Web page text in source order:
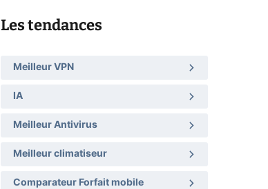
Les tendances
Meilleur VPN
IA
Meilleur Antivirus
Meilleur climatiseur
Comparateur Forfait mobile